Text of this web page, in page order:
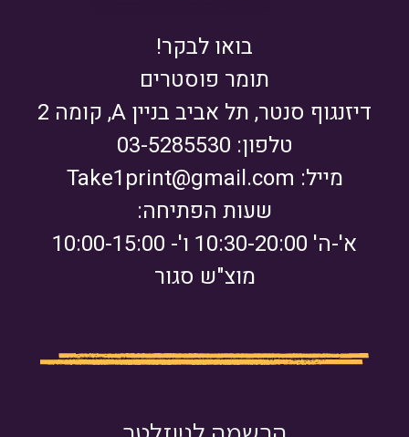
בואו לבקר!
תומר פוסטרים
דיזנגוף סנטר, תל אביב בניין A, קומה 2
טלפון: 03-5285530
מייל: Take1print@gmail.com
שעות הפתיחה:
א'-ה' 10:30-20:00 ו'- 10:00-15:00
מוצ"ש סגור